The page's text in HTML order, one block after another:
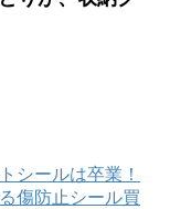
シールは卒業！
傷防止シール買